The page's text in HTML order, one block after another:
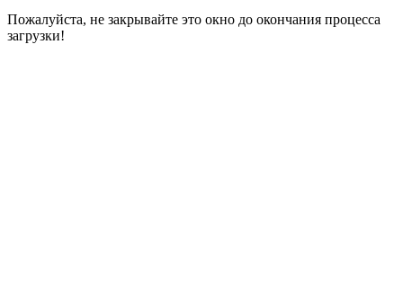
Пожалуйста, не закрывайте это окно до окончания процесса
загрузки!